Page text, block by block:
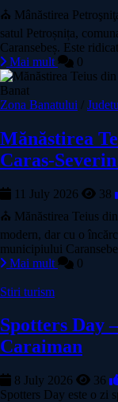
⛪ Mânăstirea
satul Petroșnița,
Caransebeș. Este
Mai mult
0
Banat
Zona Banatului /
Mănăstirea
Caras-
11 July 2026 38
⛪ Mănăstirea Teius
modern, dar cu o
municipiului
Mai mult
0
Stiri turism
Spotters Day
Caraiman
8 July 2026 36
Spotters Day este o zi